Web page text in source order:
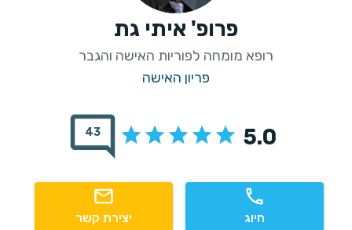
פרופ' איתי גת
רופא מומחה לפוריות האישה והגבר
פריון האישה
5.0
43
חיוג יצירת קשר